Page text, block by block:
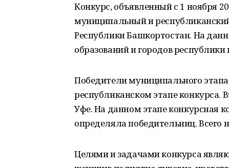
Конкурс, объявленный с 1 ноября
муниципальный и
Республики Башкортостан. На
образований и городов
Победители муниципального
республиканском этапе конкурса.
Уфе. На данном этапе конкурсная
определяла победительниц. Всего
Целями и задачами конкурса